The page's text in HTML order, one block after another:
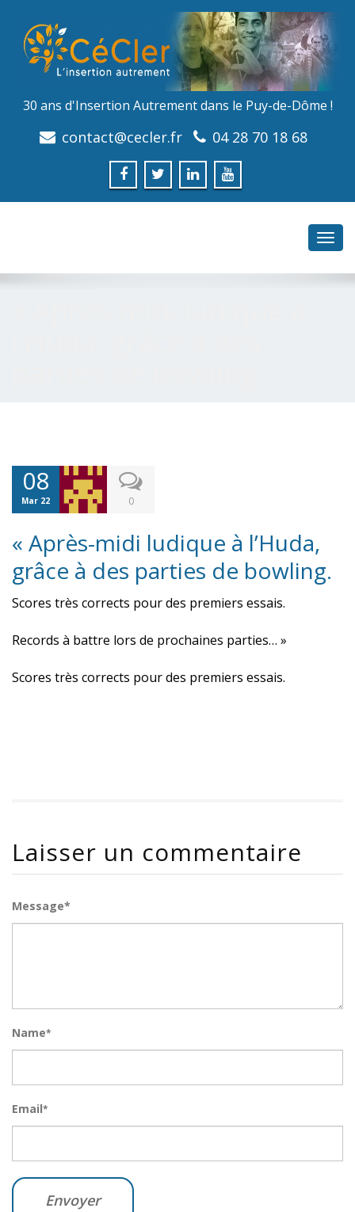
30 ans d'Insertion Autrement dans le Puy-de-Dôme !
contact@cecler.fr 04 28 70 18 68
08
Mar 22 0
« Après-midi ludique à l’Huda,
grâce à des parties de bowling.
Scores très corrects pour des premiers essais.
Records à battre lors de prochaines parties… »
Scores très corrects pour des premiers essais.
Laisser un commentaire
Message*
Name*
Email*